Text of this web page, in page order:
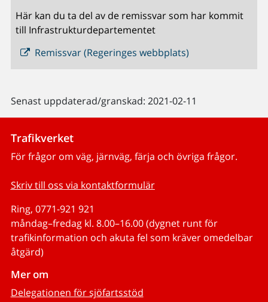
Här kan du ta del av de remissvar som har kommit
till Infrastrukturdepartementet
Remissvar (Regeringes webbplats)
Senast uppdaterad/granskad: 2021-02-11
Trafikverket
För frågor om väg, järnväg, färja och övriga frågor.
Skriv till oss via kontaktformulär
Ring, 0771-921 921
måndag–fredag kl. 8.00–16.00 (dygnet runt för
trafikinformation och akuta fel som kräver omedelbar
åtgärd)
Mer om
Delegationen för sjöfartsstöd